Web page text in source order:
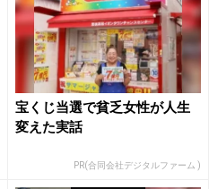
宝くじ当選で貧乏女性が人生
変えた実話
PR(合同会社デジタルファーム )